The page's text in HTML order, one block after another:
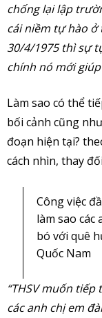
chống lại lập
cái niềm tự hào ở
30/4/1975 thì sự
chính nó mới giúp
Làm sao có thể
bối cảnh cũng
đoạn hiện tại?
cách nhìn, thay
Công việc
làm sao các
bó với quê
Quốc Nam
“THSV muốn
các anh chị em